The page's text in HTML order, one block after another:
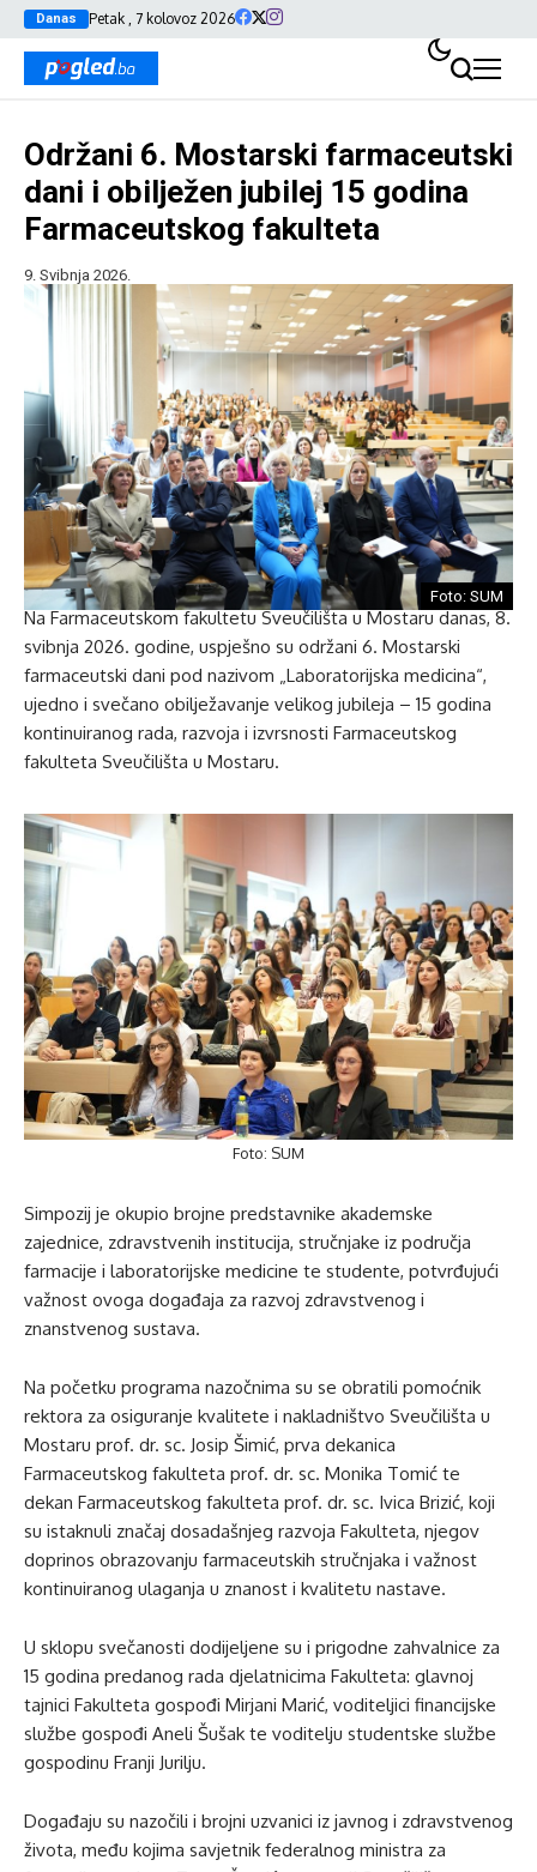
Danas Petak , 7 kolovoz 2026
Održani 6. Mostarski farmaceutski
dani i obilježen jubilej 15 godina
Farmaceutskog fakulteta
9. Svibnja 2026.
Foto: SUM
Na Farmaceutskom fakultetu Sveučilišta u Mostaru danas, 8.
svibnja 2026. godine, uspješno su održani 6. Mostarski
farmaceutski dani pod nazivom „Laboratorijska medicina“,
ujedno i svečano obilježavanje velikog jubileja – 15 godina
kontinuiranog rada, razvoja i izvrsnosti Farmaceutskog
fakulteta Sveučilišta u Mostaru.
Foto: SUM
Simpozij je okupio brojne predstavnike akademske
zajednice, zdravstvenih institucija, stručnjake iz područja
farmacije i laboratorijske medicine te studente, potvrđujući
važnost ovoga događaja za razvoj zdravstvenog i
znanstvenog sustava.
Na početku programa nazočnima su se obratili pomoćnik
rektora za osiguranje kvalitete i nakladništvo Sveučilišta u
Mostaru prof. dr. sc. Josip Šimić, prva dekanica
Farmaceutskog fakulteta prof. dr. sc. Monika Tomić te
dekan Farmaceutskog fakulteta prof. dr. sc. Ivica Brizić, koji
su istaknuli značaj dosadašnjeg razvoja Fakulteta, njegov
doprinos obrazovanju farmaceutskih stručnjaka i važnost
kontinuiranog ulaganja u znanost i kvalitetu nastave.
U sklopu svečanosti dodijeljene su i prigodne zahvalnice za
15 godina predanog rada djelatnicima Fakulteta: glavnoj
tajnici Fakulteta gospođi Mirjani Marić, voditeljici financijske
službe gospođi Aneli Šušak te voditelju studentske službe
gospodinu Franji Jurilju.
Događaju su nazočili i brojni uzvanici iz javnog i zdravstvenog
života, među kojima savjetnik federalnog ministra za